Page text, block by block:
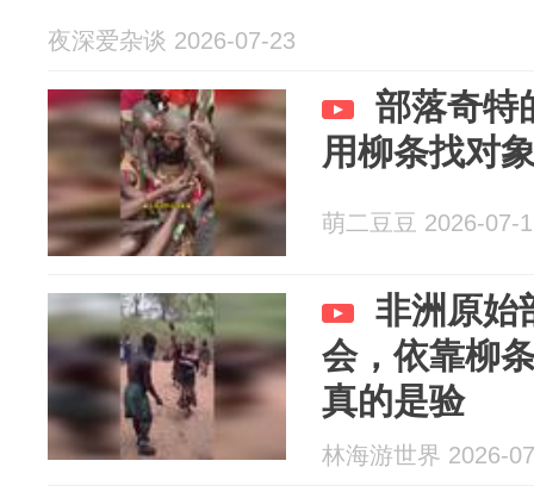
夜深爱杂谈 2026-07-23
部落奇特
用柳条找对
萌二豆豆 2026-07-
非洲原始
会，依靠柳
真的是验
林海游世界 2026-